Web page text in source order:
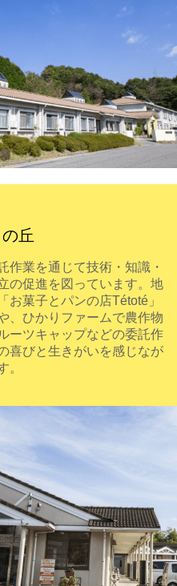
丘
作業を通じて技術・知識・
の促進を図っています。地
お菓子とパンの店Tétoté」
、ひかりファームで農作物
ーツキャップなどの委託作
喜びと生きがいを感じなが
。